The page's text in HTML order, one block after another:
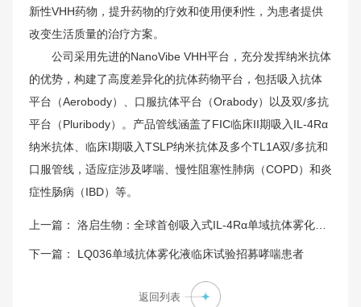
新性VHH药物，提升药物的疗效和使用便利性，为患者提供
改变生活质量的治疗方案。
公司采用先进的NanoVibe VHH平台，充分发挥纳米抗体
的优势，构建了高度差异化的抗体药物平台，包括吸入抗体
平台（Aerobody）、口服抗体平台（Orabody）以及双/多抗
平台（Pluribody）。产品管线涵盖了FIC临床II期吸入IL-4Rα
纳米抗体、临床I期吸入TSLP纳米抗体及多个TL1A双/多抗和
口服管线，适应症涉及哮喘、慢性阻塞性肺病（COPD）和炎
症性肠病（IBD）等。
上一篇： 洛启生物：全球首创吸入式IL-4Rα单域抗体雾化液LQ036完成IIb期临床首例给药
下一篇： LQ036单域抗体雾化液临床试验招募哮喘患者
返回列表